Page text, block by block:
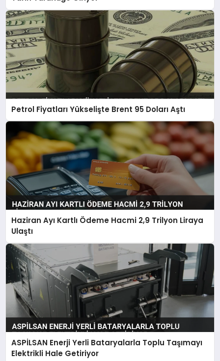
Petrol Fiyatları Yükselişte Brent 95 Doları Aştı
Haziran Ayı Kartlı Ödeme Hacmi 2,9 Trilyon Liraya
Ulaştı
ASPİLSAN Enerji Yerli Bataryalarla Toplu Taşımayı
Elektrikli Hale Getiriyor